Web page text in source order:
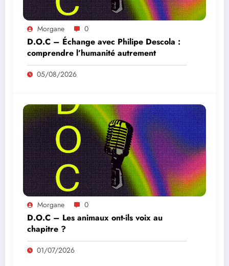
Morgane 0
D.O.C – Échange avec Philipe Descola :
comprendre l’humanité autrement
05/08/2026
Morgane 0
D.O.C – Les animaux ont-ils voix au
chapitre ?
01/07/2026